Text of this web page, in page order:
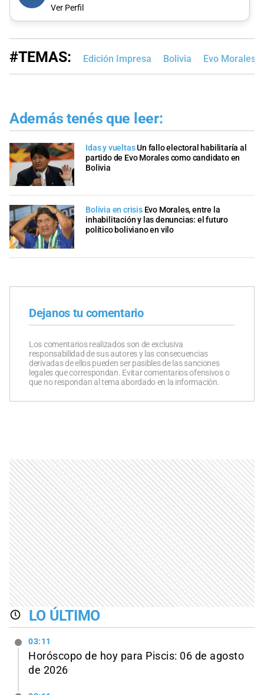
Ver Perfil
#TEMAS: Edición Impresa Bolivia Evo Morales
Además tenés que leer:
Idas y vueltasUn fallo electoral habilitaría al
partido de Evo Morales como candidato en
Bolivia
Bolivia en crisis Evo Morales, entre la
inhabilitación y las denuncias: el futuro
político boliviano en vilo
Dejanos tu comentario
Los comentarios realizados son de exclusiva
responsabilidad de sus autores y las consecuencias
derivadas de ellos pueden ser pasibles de las sanciones
legales que correspondan. Evitar comentarios ofensivos o
que no respondan al tema abordado en la información.
LO ÚLTIMO
03:11
Horóscopo de hoy para Piscis: 06 de agosto
de 2026